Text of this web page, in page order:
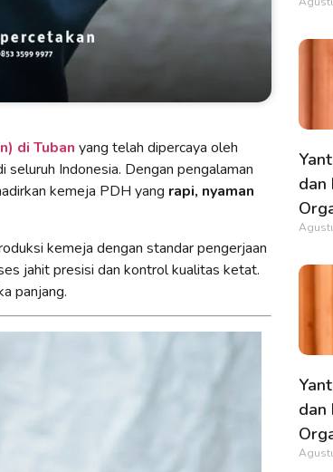
di Tuban yang telah dipercaya oleh
Indonesia. Dengan pengalaman
kemeja PDH yang rapi, nyaman
kemeja dengan standar pengerjaan
jahit presisi dan kontrol kualitas ketat.
panjang.
dan
dan